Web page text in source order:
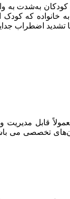
به‌شدت به
خانواده که
یا تشدید اضطراب
قابل
تخصصی